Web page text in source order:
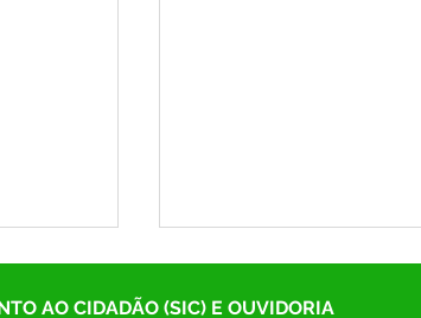
AO CIDADÃO (SIC) E OUVIDORIA